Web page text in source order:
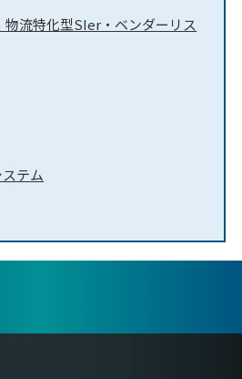
物流特化型SIer・ベンダーリス
テム